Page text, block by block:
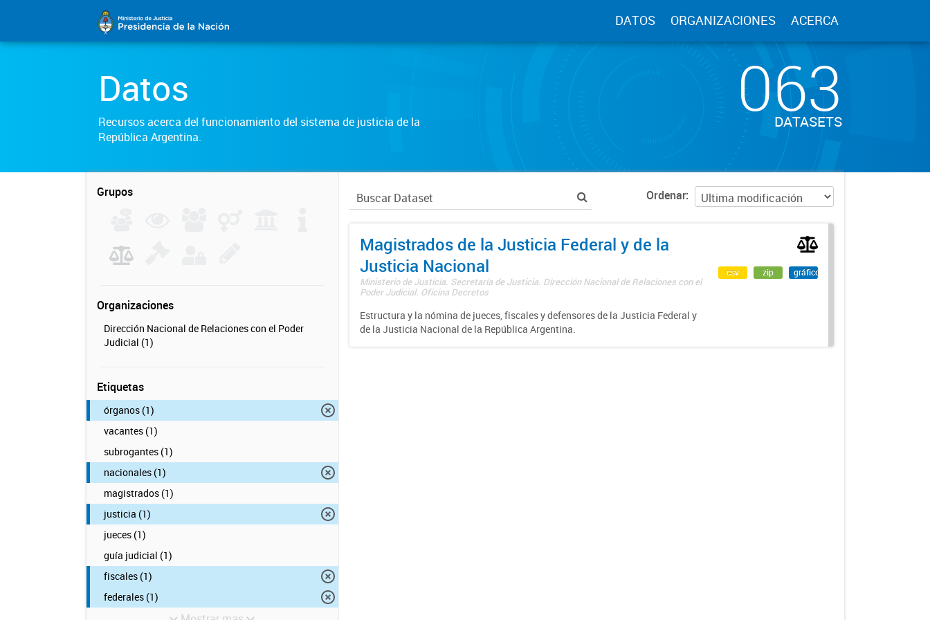
DATOS ORGANIZACIONES ACERCA
Datos
Recursos acerca del funcionamiento del sistema de justicia de la
República Argentina.
063
DATASETS
Grupos
Organizaciones
Dirección Nacional de Relaciones con el Poder
Judicial (1)
Etiquetas
órganos (1)
vacantes (1)
subrogantes (1)
nacionales (1)
magistrados (1)
justicia (1)
jueces (1)
guía judicial (1)
fiscales (1)
federales (1)
Ordenar
Magistrados de la Justicia Federal y de la
Justicia Nacional
Ministerio de Justicia. Secretaría de Justicia. Dirección Nacional de Relaciones con el
Poder Judicial. Oficina Decretos
Estructura y la nómina de jueces, fiscales y defensores de la Justicia Federal y
de la Justicia Nacional de la República Argentina.
csv zip gráfico